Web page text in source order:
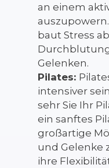
an einem
baut Stress
Gelenken.
Pilates:
intensiver
sehr Sie Ihr
ein sanftes
großartige
und Gelenke
ihre